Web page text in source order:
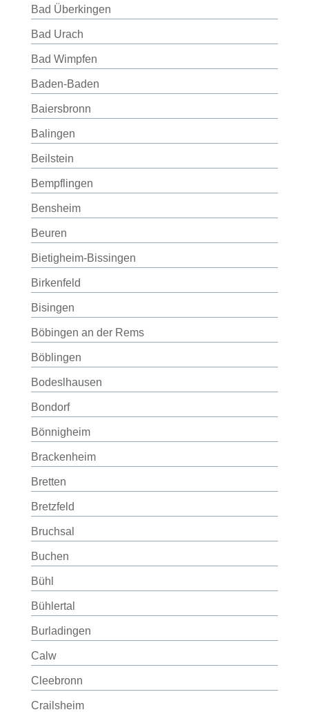
Bad Überkingen
Bad Urach
Bad Wimpfen
Baden-Baden
Baiersbronn
Balingen
Beilstein
Bempflingen
Bensheim
Beuren
Bietigheim-Bissingen
Birkenfeld
Bisingen
Böbingen an der Rems
Böblingen
Bodeslhausen
Bondorf
Bönnigheim
Brackenheim
Bretten
Bretzfeld
Bruchsal
Buchen
Bühl
Bühlertal
Burladingen
Calw
Cleebronn
Crailsheim